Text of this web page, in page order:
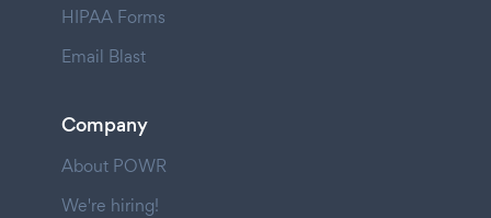
HIPAA Forms
Email Blast
Company
About POWR
We're hiring!